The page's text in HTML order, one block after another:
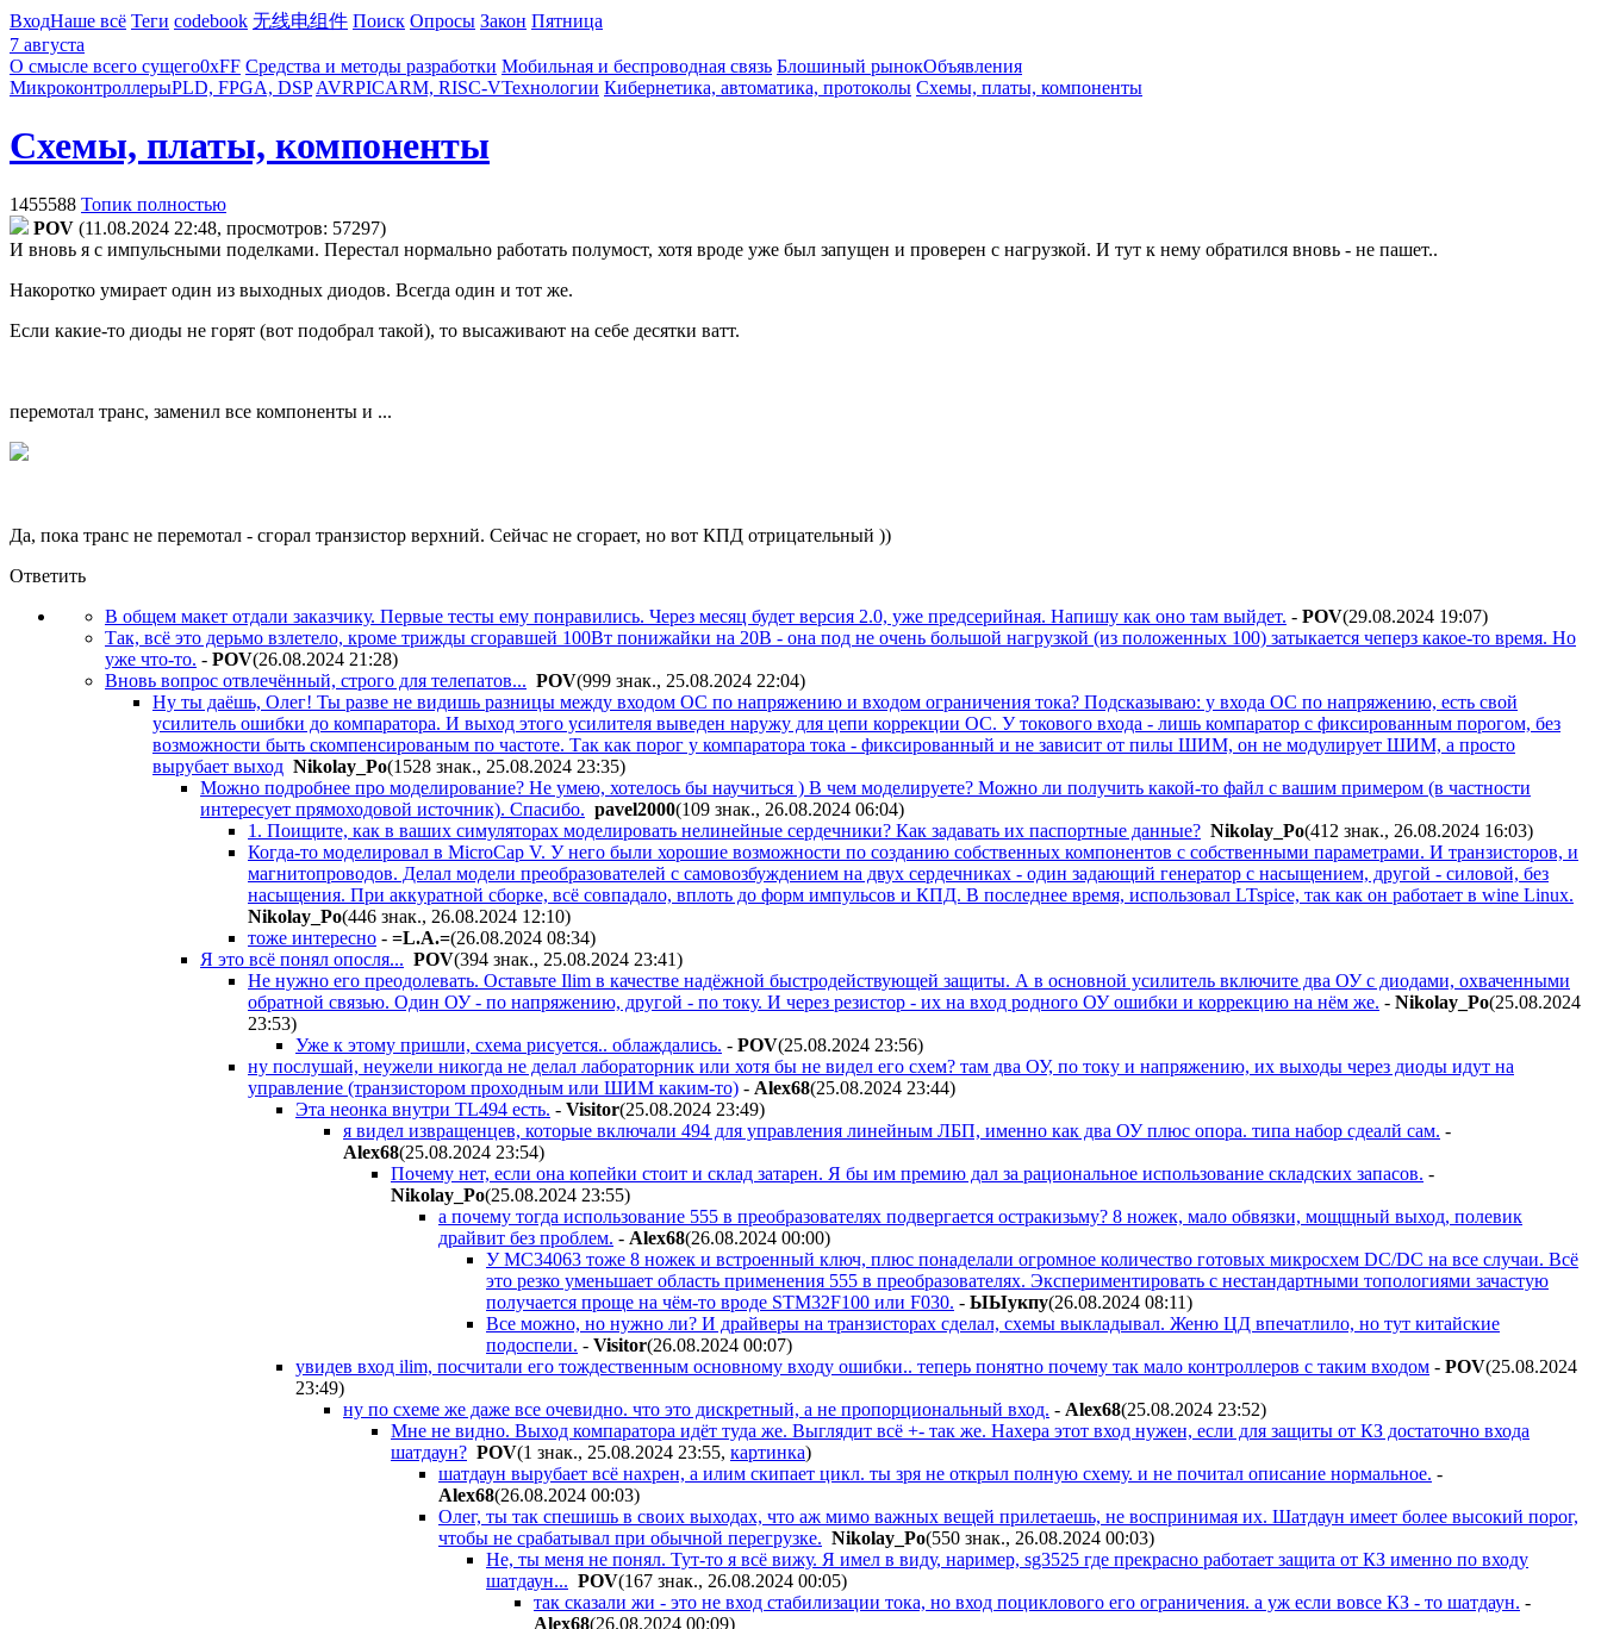
ВходНаше всё Теги codebook 无线电组件 Поиск Опросы Закон Пятница
7 августа
О смысле всего сущего0xFF Средства и методы разработки Мобильная и беспроводная связь Блошиный рынокОбъявления
МикроконтроллерыPLD, FPGA, DSP AVRPICARM, RISC-VТехнологии Кибернетика, автоматика, протоколы Схемы, платы, компоненты
Схемы, платы, компоненты
1455588 Топик полностью
POV (11.08.2024 22:48, просмотров: 57297)
И вновь я с импульсными поделками. Перестал нормально работать полумост, хотя вроде уже был запущен и проверен с нагрузкой. И тут к нему обратился вновь - не пашет..
Накоротко умирает один из выходных диодов. Всегда один и тот же.
Если какие-то диоды не горят (вот подобрал такой), то высаживают на себе десятки ватт.
перемотал транс, заменил все компоненты и ...
Да, пока транс не перемотал - сгорал транзистор верхний. Сейчас не сгорает, но вот КПД отрицательный ))
Ответить
В общем макет отдали заказчику. Первые тесты ему понравились. Через месяц будет версия 2.0, уже предсерийная. Напишу как оно там выйдет. - POV(29.08.2024 19:07)
Так, всё это дерьмо взлетело, кроме трижды сгоравшей 100Вт понижайки на 20В - она под не очень большой нагрузкой (из положенных 100) затыкается чеперз какое-то время. Но
уже что-то. - POV(26.08.2024 21:28)
Вновь вопрос отвлечённый, строго для телепатов... POV(999 знак., 25.08.2024 22:04)
Ну ты даёшь, Олег! Ты разве не видишь разницы между входом ОС по напряжению и входом ограничения тока? Подсказываю: у входа ОС по напряжению, есть свой
усилитель ошибки до компаратора. И выход этого усилителя выведен наружу для цепи коррекции ОС. У токового входа - лишь компаратор с фиксированным порогом, без
возможности быть скомпенсированым по частоте. Так как порог у компаратора тока - фиксированный и не зависит от пилы ШИМ, он не модулирует ШИМ, а просто
вырубает выход Nikolay_Po(1528 знак., 25.08.2024 23:35)
Можно подробнее про моделирование? Не умею, хотелось бы научиться ) В чем моделируете? Можно ли получить какой-то файл с вашим примером (в частности
интересует прямоходовой источник). Спасибо. pavel2000(109 знак., 26.08.2024 06:04)
1. Поищите, как в ваших симуляторах моделировать нелинейные сердечники? Как задавать их паспортные данные? Nikolay_Po(412 знак., 26.08.2024 16:03)
Когда-то моделировал в MicroCap V. У него были хорошие возможности по созданию собственных компонентов с собственными параметрами. И транзисторов, и
магнитопроводов. Делал модели преобразователей с самовозбуждением на двух сердечниках - один задающий генератор с насыщением, другой - силовой, без
насыщения. При аккуратной сборке, всё совпадало, вплоть до форм импульсов и КПД. В последнее время, использовал LTspice, так как он работает в wine Linux.
Nikolay_Po(446 знак., 26.08.2024 12:10)
тоже интересно - =L.A.=(26.08.2024 08:34)
Я это всё понял опосля... POV(394 знак., 25.08.2024 23:41)
Не нужно его преодолевать. Оставьте Ilim в качестве надёжной быстродействующей защиты. А в основной усилитель включите два ОУ с диодами, охваченными
обратной связью. Один ОУ - по напряжению, другой - по току. И через резистор - их на вход родного ОУ ошибки и коррекцию на нём же. - Nikolay_Po(25.08.2024
23:53)
Уже к этому пришли, схема рисуется.. облаждались. - POV(25.08.2024 23:56)
ну послушай, неужели никогда не делал лабораторник или хотя бы не видел его схем? там два ОУ, по току и напряжению, их выходы через диоды идут на
управление (транзистором проходным или ШИМ каким-то) - Alex68(25.08.2024 23:44)
Эта неонка внутри TL494 есть. - Visitor(25.08.2024 23:49)
я видел извращенцев, которые включали 494 для управления линейным ЛБП, именно как два ОУ плюс опора. типа набор сдеалй сам. -
Alex68(25.08.2024 23:54)
Почему нет, если она копейки стоит и склад затарен. Я бы им премию дал за рациональное использование складских запасов. -
Nikolay_Po(25.08.2024 23:55)
а почему тогда использование 555 в преобразователях подвергается остракизьму? 8 ножек, мало обвязки, мощщный выход, полевик
драйвит без проблем. - Alex68(26.08.2024 00:00)
У MC34063 тоже 8 ножек и встроенный ключ, плюс понаделали огромное количество готовых микросхем DC/DC на все случаи. Всё
это резко уменьшает область применения 555 в преобразователях. Экспериментировать с нестандартными топологиями зачастую
получается проще на чём-то вроде STM32F100 или F030. - ЫЫyкпy(26.08.2024 08:11)
Все можно, но нужно ли? И драйверы на транзисторах сделал, схемы выкладывал. Женю ЦД впечатлило, но тут китайские
подоспели. - Visitor(26.08.2024 00:07)
увидев вход ilim, посчитали его тождественным основному входу ошибки.. теперь понятно почему так мало контроллеров с таким входом - POV(25.08.2024
23:49)
ну по схеме же даже все очевидно. что это дискретный, а не пропорциональный вход. - Alex68(25.08.2024 23:52)
Мне не видно. Выход компаратора идёт туда же. Выглядит всё +- так же. Нахера этот вход нужен, если для защиты от КЗ достаточно входа
шатдаун? POV(1 знак., 25.08.2024 23:55, картинка)
шатдаун вырубает всё нахрен, а илим скипает цикл. ты зря не открыл полную схему. и не почитал описание нормальное. -
Alex68(26.08.2024 00:03)
Олег, ты так спешишь в своих выходах, что аж мимо важных вещей прилетаешь, не воспринимая их. Шатдаун имеет более высокий порог,
чтобы не срабатывал при обычной перегрузке. Nikolay_Po(550 знак., 26.08.2024 00:03)
Не, ты меня не понял. Тут-то я всё вижу. Я имел в виду, наример, sg3525 где прекрасно работает защита от КЗ именно по входу
шатдаун... POV(167 знак., 26.08.2024 00:05)
так сказали жи - это не вход стабилизации тока, но вход поциклового его ограничения. а уж если вовсе КЗ - то шатдаун. -
Alex68(26.08.2024 00:09)